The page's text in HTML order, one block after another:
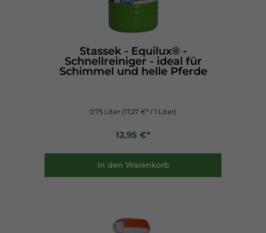
Stassek - Equilux® -
Schnellreiniger - ideal für
Schimmel und helle Pferde
0.75 Liter (17,27 €* / 1 Liter)
12,95 €*
In den Warenkorb